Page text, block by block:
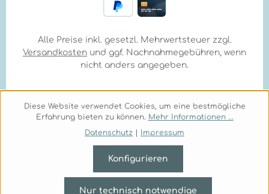
Alle Preise inkl. gesetzl. Mehrwertsteuer zzgl.
Versandkosten und ggf. Nachnahmegebühren, wenn
nicht anders angegeben.
Diese Website verwendet Cookies, um eine bestmögliche
Erfahrung bieten zu können. Mehr Informationen ...
Datenschutz
Impressum
Nur technisch notwendige
Konfigurieren